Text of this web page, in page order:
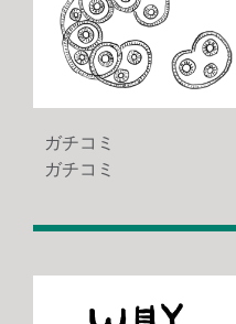
ガチコミ
ガチコミ